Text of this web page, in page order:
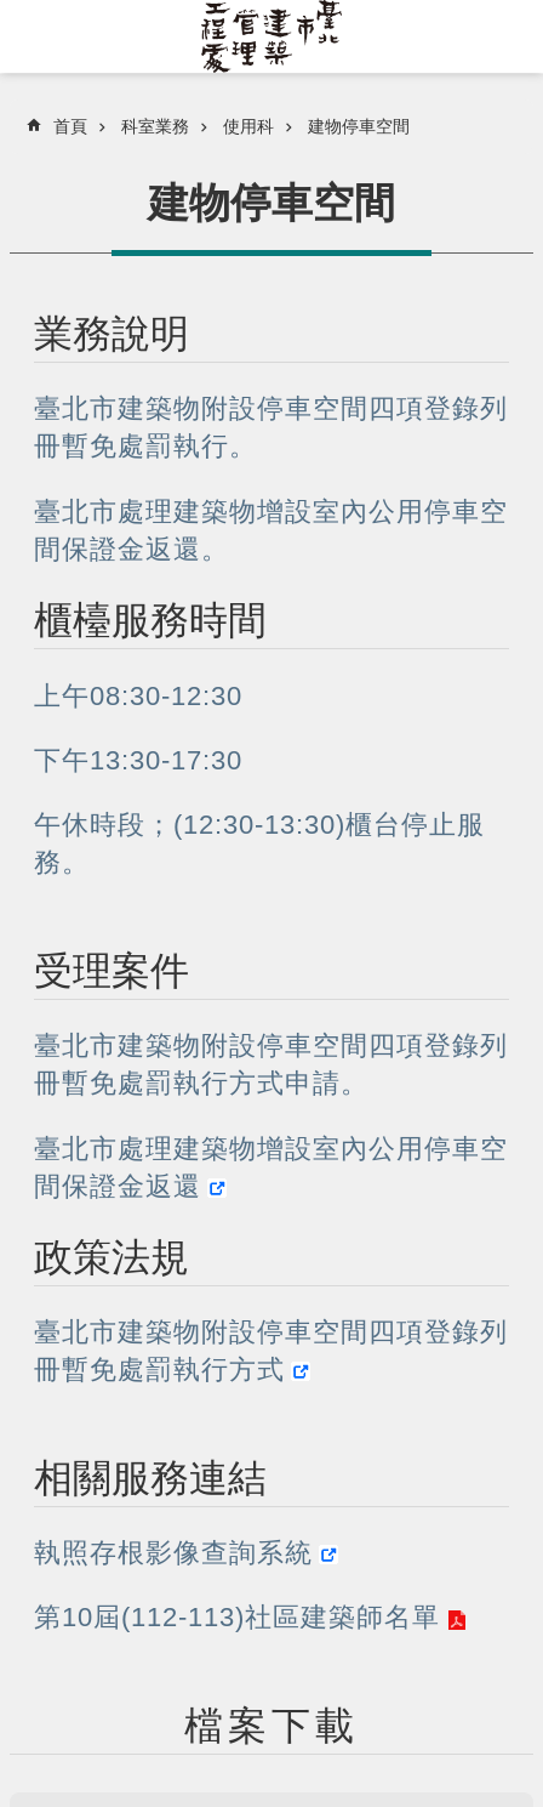
首頁 科室業務 使用科 建物停車空間
建物停車空間
業務說明
臺北市建築物附設停車空間四項登錄列
冊暫免處罰執行。
臺北市處理建築物增設室內公用停車空
間保證金返還。
櫃檯服務時間
上午08:30-12:30
下午13:30-17:30
午休時段；(12:30-13:30)櫃台停止服
務。
受理案件
臺北市建築物附設停車空間四項登錄列
冊暫免處罰執行方式申請。
臺北市處理建築物增設室內公用停車空
間保證金返還
政策法規
臺北市建築物附設停車空間四項登錄列
冊暫免處罰執行方式
相關服務連結
執照存根影像查詢系統
第10屆(112-113)社區建築師名單
檔案下載